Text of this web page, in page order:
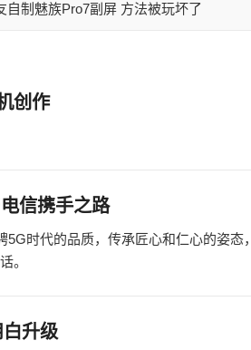
自制魅族Pro7副屏 方法被玩坏了
创作
信携手之路
时代的品质，传承匠心和仁心的姿态，
。
升级